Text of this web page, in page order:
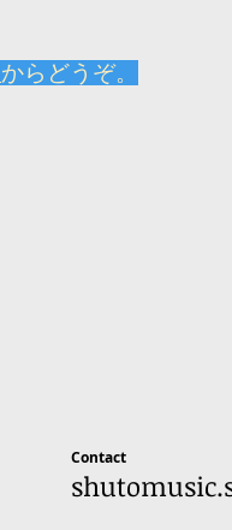
からどうぞ。
Contact